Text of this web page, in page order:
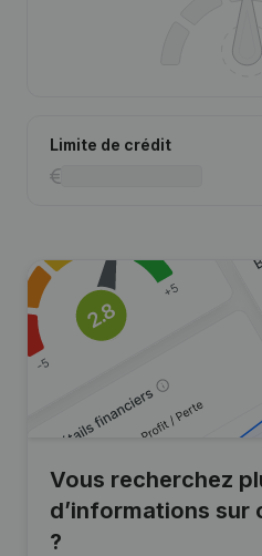
Limite de crédit
Vous recherchez
d’informations sur
?